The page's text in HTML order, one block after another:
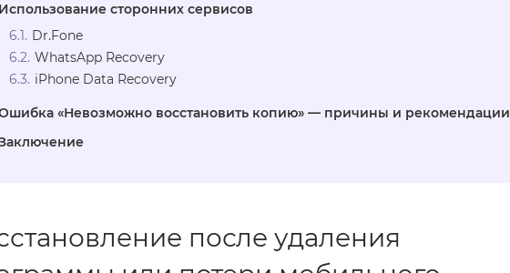
Использование сторонних сервисов
Dr.Fone
WhatsApp Recovery
iPhone Data Recovery
«Невозможно восстановить копию» — причины и рекомендации
после удаления